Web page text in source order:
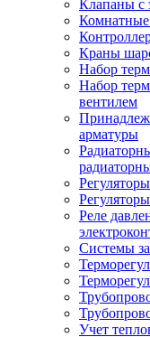
Клапаны с
Комнатные
Краны
Набор
Набор
вентилем
арматуры
Реле
Системы
Учет